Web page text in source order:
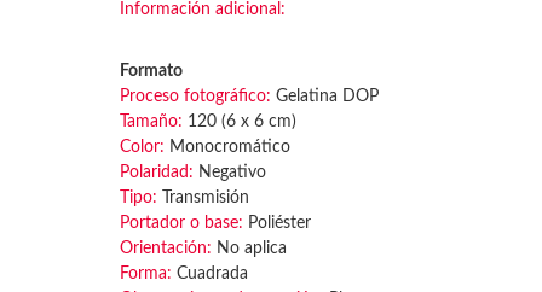
Información adicional:
Formato
Proceso fotográfico: Gelatina DOP
Tamaño: 120 (6 x 6 cm)
Color: Monocromático
Polaridad: Negativo
Tipo: Transmisión
Portador o base: Poliéster
Orientación: No aplica
Forma: Cuadrada